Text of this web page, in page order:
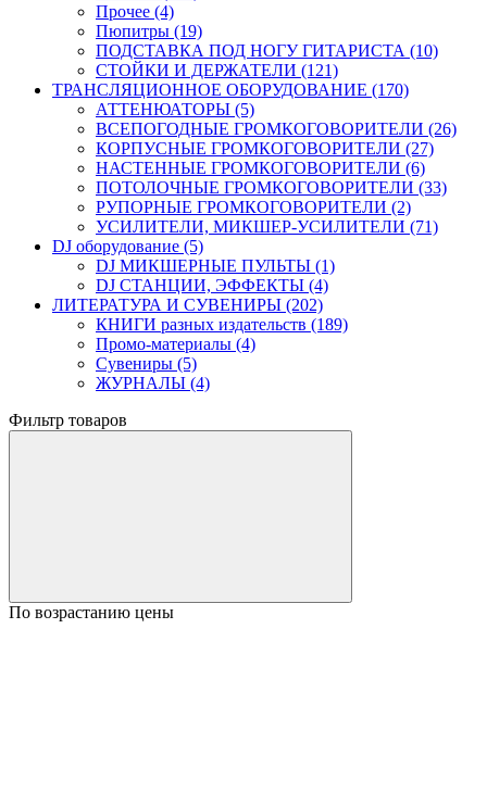
Прочее (4)
Пюпитры (19)
ПОДСТАВКА ПОД НОГУ ГИТАРИСТА (10)
СТОЙКИ И ДЕРЖАТЕЛИ (121)
ТРАНСЛЯЦИОННОЕ ОБОРУДОВАНИЕ (170)
АТТЕНЮАТОРЫ (5)
ВСЕПОГОДНЫЕ ГРОМКОГОВОРИТЕЛИ (26)
КОРПУСНЫЕ ГРОМКОГОВОРИТЕЛИ (27)
НАСТЕННЫЕ ГРОМКОГОВОРИТЕЛИ (6)
ПОТОЛОЧНЫЕ ГРОМКОГОВОРИТЕЛИ (33)
РУПОРНЫЕ ГРОМКОГОВОРИТЕЛИ (2)
УСИЛИТЕЛИ, МИКШЕР-УСИЛИТЕЛИ (71)
DJ оборудование (5)
DJ МИКШЕРНЫЕ ПУЛЬТЫ (1)
DJ СТАНЦИИ, ЭФФЕКТЫ (4)
ЛИТЕРАТУРА И СУВЕНИРЫ (202)
КНИГИ разных издательств (189)
Промо-материалы (4)
Сувениры (5)
ЖУРНАЛЫ (4)
Фильтр товаров
По возрастанию цены